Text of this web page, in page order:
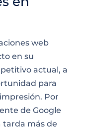
web
en su
actual, a
para
Por
de Google
tarda más de